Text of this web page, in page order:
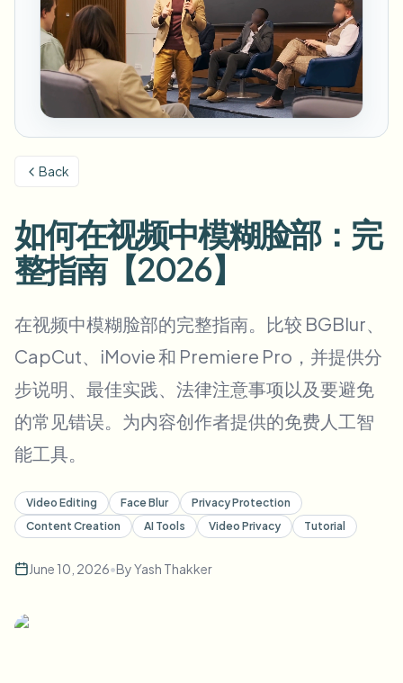
模糊人脸
模糊车牌
模糊背景
模糊任何内容
GDPR合规模糊
街头采访模糊
游戏与直播模糊
Browse every blur tool in one place
模糊车牌
模糊人脸
AI Video Object Remover
人脸匿名化
语音匿名处理器
换脸 - 图片
换脸 - 视频
视频智能
学校与教育
校园摄像头、讲座和地区批量隐私
媒体与娱乐
试映、发布和合规
零售与电商
医疗
诊所和面向患者的视频管理
公共部门
大批量、保留期和SLA
批量车牌模糊
车队、行车记录仪和停车场大规模处理
批量人脸模糊
高吞吐量流水线
企业区域、策略和审核
资源
常见问题
博客
Whitepapers
工具
分类
Choose language
Back
如何在视频中模糊脸部：完
整指南【2026】
在视频中模糊脸部的完整指南。比较 BGBlur、
CapCut、iMovie 和 Premiere Pro，并提供分
步说明、最佳实践、法律注意事项以及要避免
的常见错误。为内容创作者提供的免费人工智
能工具。
Video Editing Face Blur
Privacy Protection
Content Creation
AI Tools Video Privacy Tutorial
June 10, 2026•ByYash Thakker